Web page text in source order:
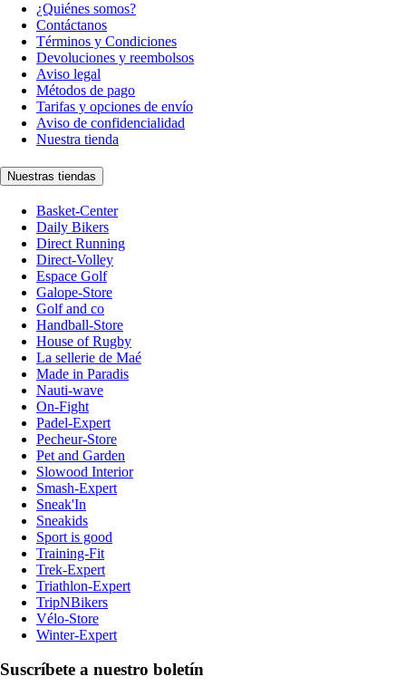
¿Quiénes somos?
Contáctanos
Términos y Condiciones
Devoluciones y reembolsos
Aviso legal
Métodos de pago
Tarifas y opciones de envío
Aviso de confidencialidad
Nuestra tienda
Nuestras tiendas
Basket-Center
Daily Bikers
Direct Running
Direct-Volley
Espace Golf
Galope-Store
Golf and co
Handball-Store
House of Rugby
La sellerie de Maé
Made in Paradis
Nauti-wave
On-Fight
Padel-Expert
Pecheur-Store
Pet and Garden
Slowood Interior
Smash-Expert
Sneak'In
Sneakids
Sport is good
Training-Fit
Trek-Expert
Triathlon-Expert
TripNBikers
Vélo-Store
Winter-Expert
Suscríbete a nuestro boletín